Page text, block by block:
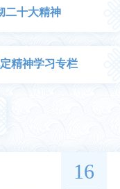
二十大精神
精神学习专栏
16